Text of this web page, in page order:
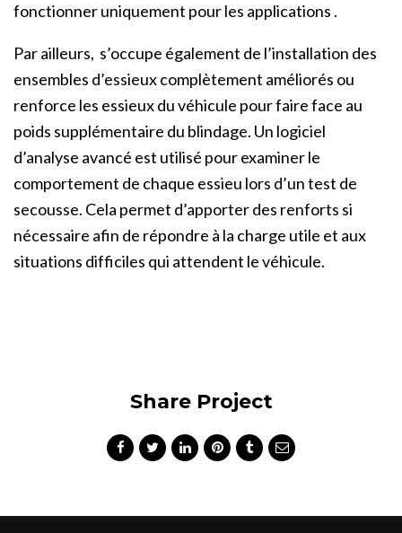
fonctionner uniquement pour les applications .
Par ailleurs, s’occupe également de l’installation des
ensembles d’essieux complètement améliorés ou
renforce les essieux du véhicule pour faire face au
poids supplémentaire du blindage. Un logiciel
d’analyse avancé est utilisé pour examiner le
comportement de chaque essieu lors d’un test de
secousse. Cela permet d’apporter des renforts si
nécessaire afin de répondre à la charge utile et aux
situations difficiles qui attendent le véhicule.
Share Project